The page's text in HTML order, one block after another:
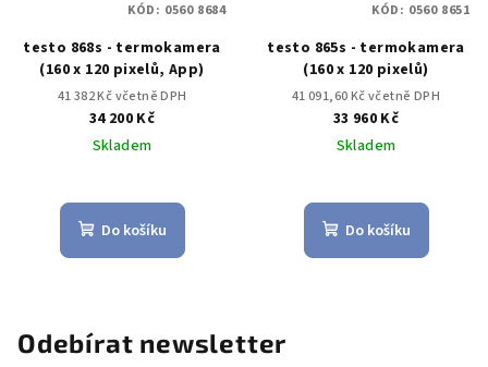
testo 868s - termokamera
(160 x 120 pixelů, App)
41 382 Kč včetně DPH
34 200 Kč
Skladem
Do košíku
KÓD: 0560 8684
testo 865s - termokamera
(160 x 120 pixelů)
41 091,60 Kč včetně DPH
33 960 Kč
Skladem
Do košíku
KÓD: 0560 8651
Odebírat newsletter